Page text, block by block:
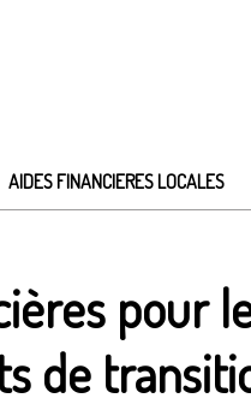
AIDES FINANCIERES LOCALES
pour
de